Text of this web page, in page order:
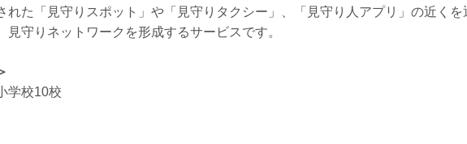
れた「見守りスポット」や「見守りタクシー」、「見守り人アプリ」の近く
見守りネットワークを形成するサービスです。
学校10校